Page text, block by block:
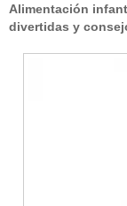
Alimentación
divertidas y